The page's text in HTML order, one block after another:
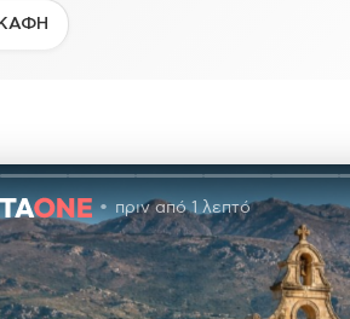
πριν από 1 λεπτό